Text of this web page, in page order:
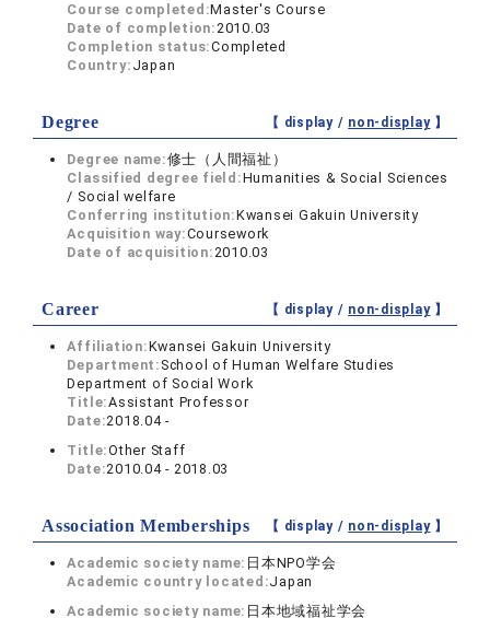
Course completed:Master's Course
Date of completion:2010.03
Completion status:Completed
Country: Japan
Degree 【 display / non-display】
Degree name:修士（人間福祉）
Classified degree field:Humanities & Social Sciences
/ Social welfare
Conferring institution:Kwansei Gakuin University
Acquisition way:Coursework
Date of acquisition:2010.03
Career 【 display / non-display】
Affiliation:Kwansei Gakuin University
Department: School of Human Welfare Studies
Department of Social Work
Title:Assistant Professor
Date:2018.04 -
Title:Other Staff
Date:2010.04 - 2018.03
Association Memberships 【 display / non-display】
Academic society name: 日本NPO学会
Academic country located:Japan
Academic society name: 日本地域福祉学会